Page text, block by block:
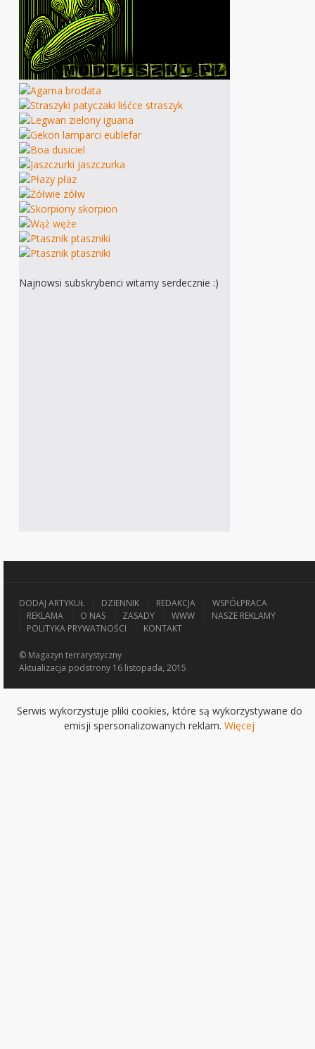
Najnowsi subskrybenci witamy serdecznie :)
DODAJ ARTYKUŁ DZIENNIK REDAKCJA
WSPÓŁPRACA
REKLAMA
O NAS ZASADY WWW
NASZE REKLAMY
POLITYKA PRYWATNOŚCI
KONTAKT
© Magazyn terrarystyczny
Aktualizacja podstrony 16 listopada, 2015
Serwis wykorzystuje pliki cookies, które są wykorzystywane do
emisji spersonalizowanych reklam. Więcej